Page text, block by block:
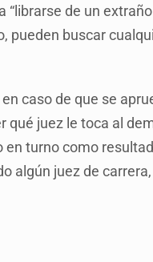
de un
pueden buscar
caso de que se
qué juez le toca al
turno como
algún juez de